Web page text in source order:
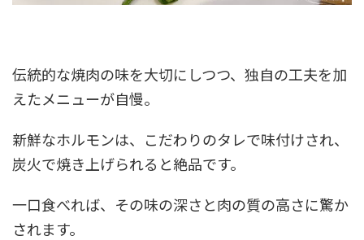
伝統的な焼肉の味を大切にしつつ、独自の工夫を加
えたメニューが自慢。
新鮮なホルモンは、こだわりのタレで味付けされ、
炭火で焼き上げられると絶品です。
一口食べれば、その味の深さと肉の質の高さに驚か
されます。